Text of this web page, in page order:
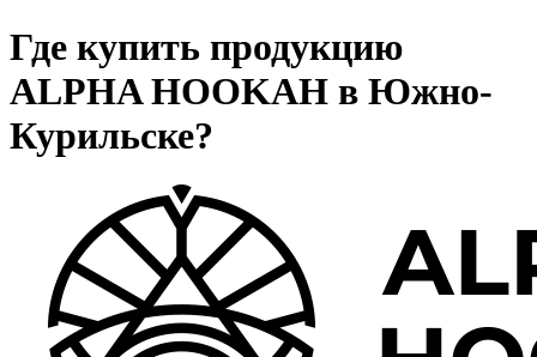
Где купить продукцию
ALPHA HOOKAH в Южно-
Курильске?